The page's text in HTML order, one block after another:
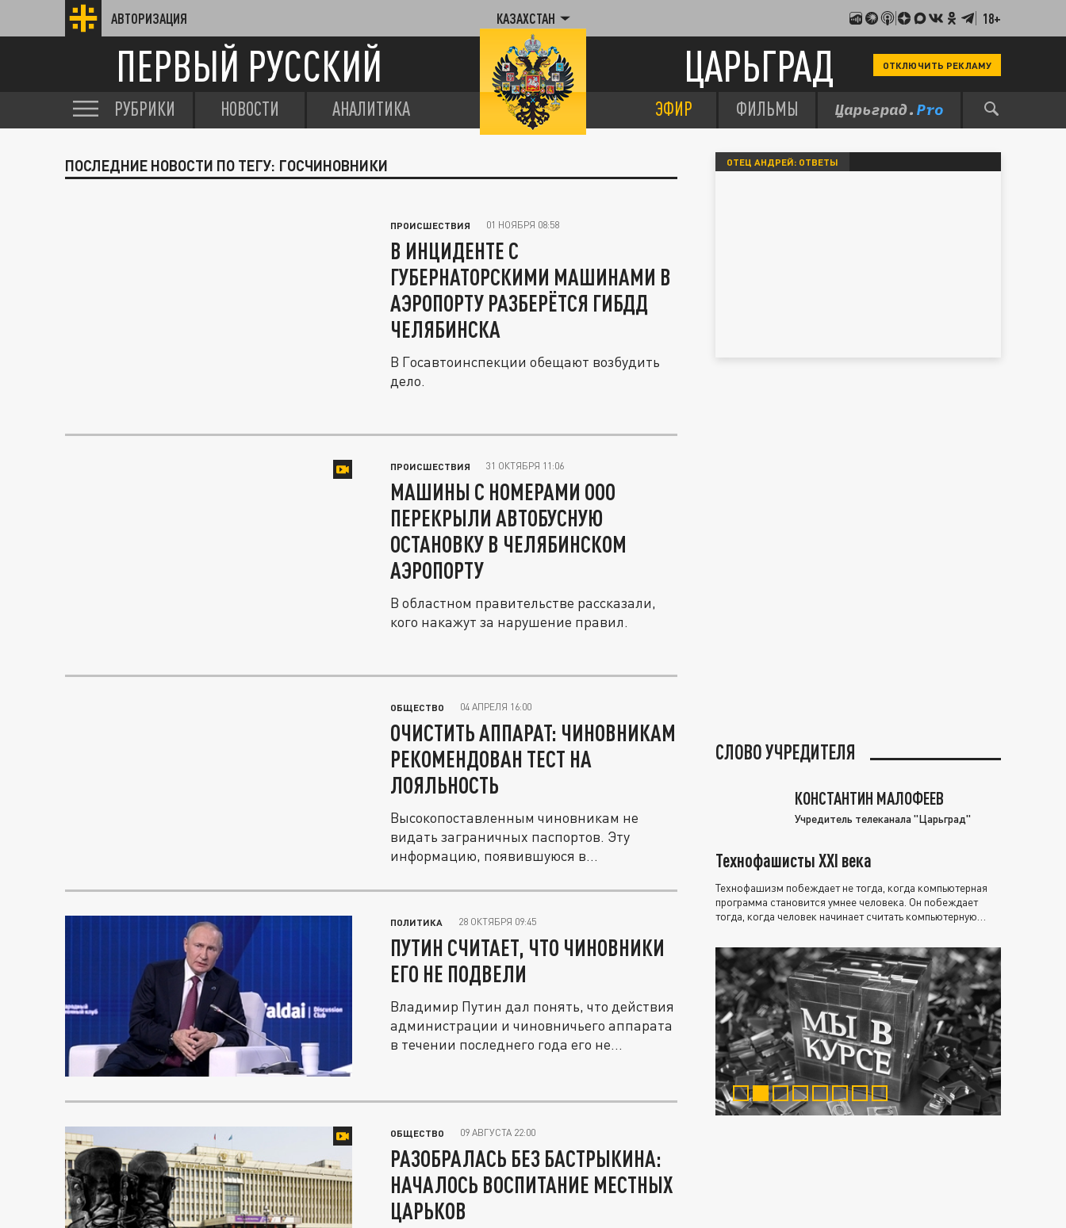
АВТОРИЗАЦИЯ КАЗАХСТАН 18+
ПЕРВЫЙ РУССКИЙ ЦАРЬГРАД ОТКЛЮЧИТЬ РЕКЛАМУ
РУБРИКИ НОВОСТИ АНАЛИТИКА ЭФИР ФИЛЬМЫ
ПОСЛЕДНИЕ НОВОСТИ ПО ТЕГУ: ГОСЧИНОВНИКИ
ПРОИСШЕСТВИЯ 01 НОЯБРЯ 08:58
В ИНЦИДЕНТЕ С
ГУБЕРНАТОРСКИМИ МАШИНАМИ В
АЭРОПОРТУ РАЗБЕРЁТСЯ ГИБДД
ЧЕЛЯБИНСКА
В Госавтоинспекции обещают возбудить
дело.
ПРОИСШЕСТВИЯ 31 ОКТЯБРЯ 11:06
МАШИНЫ С НОМЕРАМИ ООО
ПЕРЕКРЫЛИ АВТОБУСНУЮ
ОСТАНОВКУ В ЧЕЛЯБИНСКОМ
АЭРОПОРТУ
В областном правительстве рассказали,
кого накажут за нарушение правил.
ОБЩЕСТВО 04 АПРЕЛЯ 16:00
ОЧИСТИТЬ АППАРАТ: ЧИНОВНИКАМ
РЕКОМЕНДОВАН ТЕСТ НА
ЛОЯЛЬНОСТЬ
Высокопоставленным чиновникам не
видать заграничных паспортов. Эту
информацию, появившуюся в
ПОЛИТИКА 28 ОКТЯБРЯ 09:45
ПУТИН СЧИТАЕТ, ЧТО ЧИНОВНИКИ
ЕГО НЕ ПОДВЕЛИ
Владимир Путин дал понять, что действия
администрации и чиновничьего аппарата
в течении последнего года его не...
ОБЩЕСТВО 09 АВГУСТА 22:00
РАЗОБРАЛАСЬ БЕЗ БАСТРЫКИНА:
НАЧАЛОСЬ ВОСПИТАНИЕ МЕСТНЫХ
ЦАРЬКОВ
ОТЕЦ АНДРЕЙ: ОТВЕТЫ
СЛОВО УЧРЕДИТЕЛЯ
КОНСТАНТИН МАЛОФЕЕВ
Учредитель телеканала "Царьград"
Технофашисты XXI века
Технофашизм побеждает не тогда, когда компьютерная
программа становится умнее человека. Он побеждает
тогда, когда человек начинает считать компьютерную